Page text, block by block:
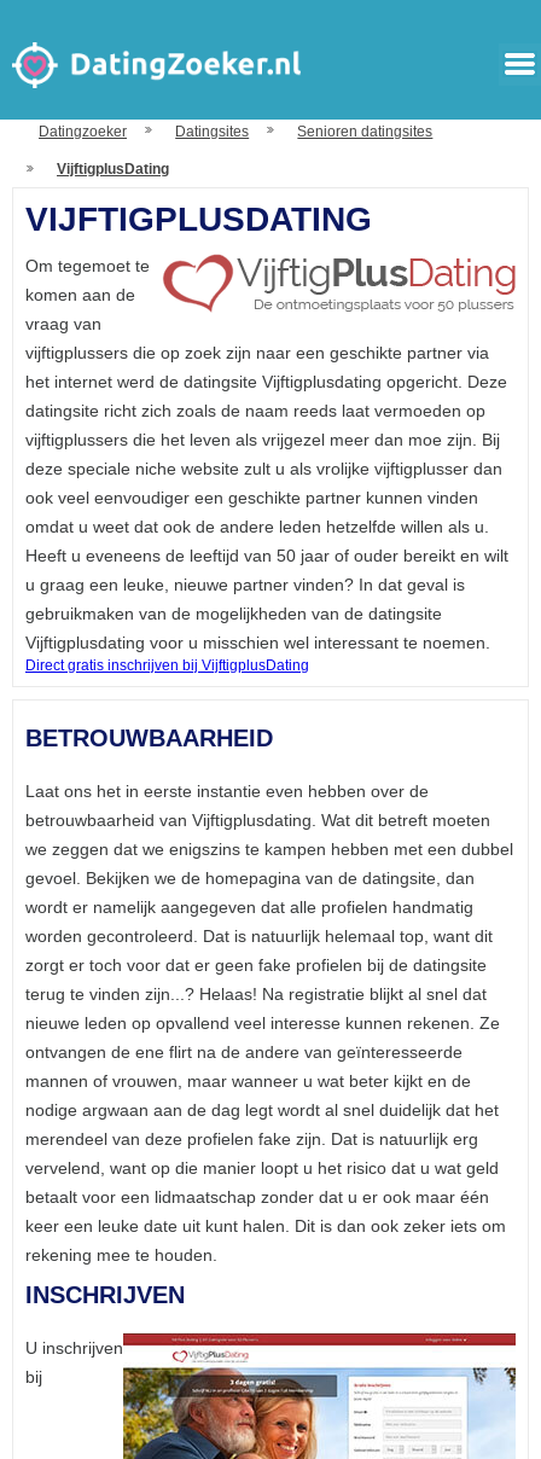
Datingzoeker Datingsites Senioren datingsites
VijftigplusDating
VIJFTIGPLUSDATING
Om tegemoet te
komen aan de
vraag van
vijftigplussers die op zoek zijn naar een geschikte partner via
het internet werd de datingsite Vijftigplusdating opgericht. Deze
datingsite richt zich zoals de naam reeds laat vermoeden op
vijftigplussers die het leven als vrijgezel meer dan moe zijn. Bij
deze speciale niche website zult u als vrolijke vijftigplusser dan
ook veel eenvoudiger een geschikte partner kunnen vinden
omdat u weet dat ook de andere leden hetzelfde willen als u.
Heeft u eveneens de leeftijd van 50 jaar of ouder bereikt en wilt
u graag een leuke, nieuwe partner vinden? In dat geval is
gebruikmaken van de mogelijkheden van de datingsite
Vijftigplusdating voor u misschien wel interessant te noemen.
Direct gratis inschrijven bij VijftigplusDating
BETROUWBAARHEID
Laat ons het in eerste instantie even hebben over de
betrouwbaarheid van Vijftigplusdating. Wat dit betreft moeten
we zeggen dat we enigszins te kampen hebben met een dubbel
gevoel. Bekijken we de homepagina van de datingsite, dan
wordt er namelijk aangegeven dat alle profielen handmatig
worden gecontroleerd. Dat is natuurlijk helemaal top, want dit
zorgt er toch voor dat er geen fake profielen bij de datingsite
terug te vinden zijn...? Helaas! Na registratie blijkt al snel dat
nieuwe leden op opvallend veel interesse kunnen rekenen. Ze
ontvangen de ene flirt na de andere van geïnteresseerde
mannen of vrouwen, maar wanneer u wat beter kijkt en de
nodige argwaan aan de dag legt wordt al snel duidelijk dat het
merendeel van deze profielen fake zijn. Dat is natuurlijk erg
vervelend, want op die manier loopt u het risico dat u wat geld
betaalt voor een lidmaatschap zonder dat u er ook maar één
keer een leuke date uit kunt halen. Dit is dan ook zeker iets om
rekening mee te houden.
INSCHRIJVEN
U inschrijven
bij